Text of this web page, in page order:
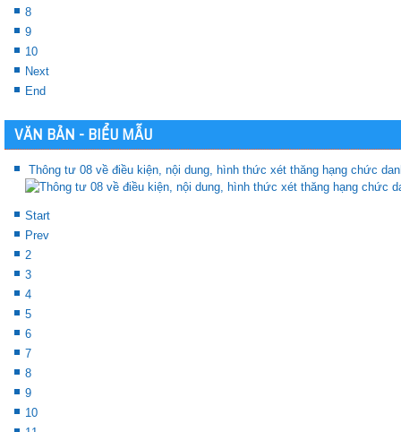
8
9
10
Next
End
VĂN BẢN - BIỂU MẪU
Thông tư 08 về điều kiện, nội dung, hình thức xét thăng hạng chức
Start
Prev
2
3
4
5
6
7
8
9
10